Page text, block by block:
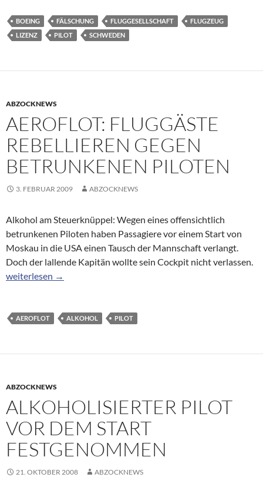
BOEING FÄLSCHUNG FLUGGESELLSCHAFT
FLUGZEUG
LIZENZ
PILOT SCHWEDEN
ABZOCKNEWS
AEROFLOT: FLUGGÄSTE
REBELLIEREN GEGEN
BETRUNKENEN PILOTEN
3. FEBRUAR 2009 ABZOCKNEWS
Alkohol am Steuerknüppel: Wegen eines offensichtlich
betrunkenen Piloten haben Passagiere vor einem Start von
Moskau in die USA einen Tausch der Mannschaft verlangt.
Doch der lallende Kapitän wollte sein Cockpit nicht verlassen.
Aeroflot: Fluggäste rebellieren gegen betrunkenen Piloten
weiterlesen →
AEROFLOT ALKOHOL PILOT
ABZOCKNEWS
ALKOHOLISIERTER PILOT
VOR DEM START
FESTGENOMMEN
21. OKTOBER 2008 ABZOCKNEWS